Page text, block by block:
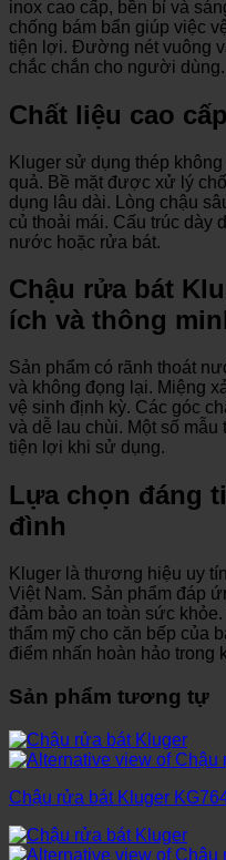
inox cao cấp, bền bỉ và
chống bám bẩn giúp việc
tiện lợi. Đường nét vuông
chắc chắn cho người dùng.
Chất liệu cao
Kluger sử dụng thép
quả. Bề mặt được xử lý
dụng lâu dài. Lòng chậu
củ thoải mái. Cấu trúc dày
nước hoặc rửa bát.
Chậu rửa bát
ích và thông
Sản phẩm có rãnh thoát
và không đọng lại. Miệng
vệ sinh định kỳ. Các góc
và dễ lau chùi. Một số
tiện lợi khi sử dụng.
Lựa chọn đáng
đình
Kluger là thương hiệu uy
Việt Nam. Sản phẩm đáp
đảm bảo an toàn sức
thẩm mỹ cho căn bếp của
điểm nhấn hoàn hảo trong
Sản phẩm tương tự
Chậu rửa bát Kluger